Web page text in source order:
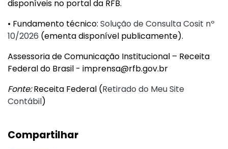
disponíveis no portal da RFB.
• Fundamento técnico: Solução de Consulta Cosit nº
10/2026 (ementa disponível publicamente).
Assessoria de Comunicação Institucional – Receita
Federal do Brasil - imprensa@rfb.gov.br
Fonte:Receita Federal (Retirado do Meu Site
Contábil)
Compartilhar